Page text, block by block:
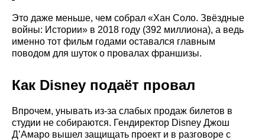
Это даже меньше, чем собрал «Хан Соло. Звёздные
войны: Истории» в 2018 году (392 миллиона), а ведь
именно тот фильм годами оставался главным
поводом для шуток о провалах франшизы.
Как Disney подаёт провал
Впрочем, унывать из-за слабых продаж билетов в
студии не собираются. Гендиректор Disney Джош
Д’Амаро вышел защищать проект и в разговоре с